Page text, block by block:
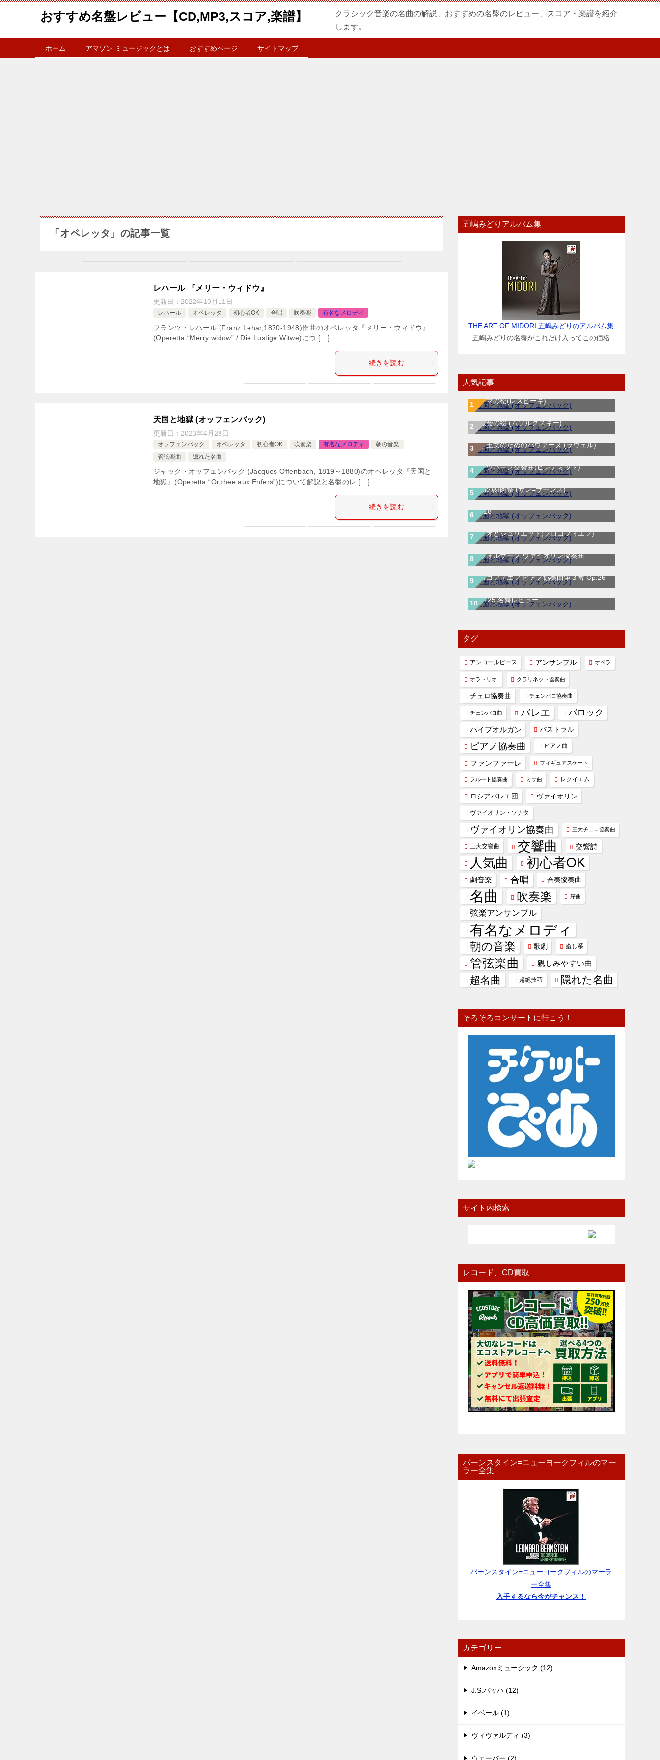
おすすめ名盤レビュー【CD,MP3,スコア,楽譜】
クラシック音楽の名曲の解説、おすすめの名盤のレビュー、スコア・楽譜を紹介
します。
ホーム アマゾン ミュージックとは おすすめページ サイトマップ
「オペレッタ」の記事一覧
レハール 『メリー・ウィドウ』
更新日： 2022年10月11日
レハール オペレッタ 初心者OK 合唱 吹奏楽 有名なメロディ
フランツ・レハール (Franz Lehar,1870-1948)作曲のオペレッタ『メリー・ウィドウ』
(Operetta “Merry widow” / Die Lustige Witwe)につ […]
続きを読む
天国と地獄 (オッフェンバック)
更新日： 2023年4月28日
オッフェンバック オペレッタ 初心者OK 吹奏楽 有名なメロディ
朝の音楽
管弦楽曲
隠れた名曲
ジャック・オッフェンバック (Jacques Offenbach, 1819～1880)のオペレッタ『天国と
地獄』(Operetta “Orphee aux Enfers”)について解説と名盤のレ […]
続きを読む
五嶋みどりアルバム集
THE ART OF MIDORI:五嶋みどりのアルバム集
五嶋みどりの名盤がこれだけ入ってこの価格
人気記事
ローマの松(レスピーギ)
展覧会の絵 (ムソルグスキー)
亡き王女のためのパヴァーヌ (ラヴェル)
ピッツバーグ交響曲(ヒンデミット)
動物の謝肉祭 (サン=サーンス)
ラフマニノフ ピアノ協奏曲第２番 ハ短調
Op.18
ロミオとジュリエット(プロコフィエフ)
ドヴォルザーク ヴァイオリン協奏曲
プロコフィエフ ピアノ協奏曲第３番 Op.26
ベートーヴェン 交響曲第9番『合唱付き』
Op.125 名盤レビュー
タグ
アンコールピース アンサンブル オペラ
オラトリオ. クラリネット協奏曲
チェロ協奏曲 チェンバロ協奏曲
チェンバロ曲 バレエ バロック
パイプオルガン パストラル
ピアノ協奏曲 ピアノ曲
ファンファーレ フィギュアスケート
フルート協奏曲 ミサ曲 レクイエム
ロシアバレエ団 ヴァイオリン
ヴァイオリン・ソナタ
ヴァイオリン協奏曲 三大チェロ協奏曲
三大交響曲 交響曲 交響詩
人気曲 初心者OK
劇音楽 合唱 合奏協奏曲
名曲 吹奏楽 序曲
弦楽アンサンブル
有名なメロディ
朝の音楽 歌劇 癒し系
管弦楽曲 親しみやすい曲
超名曲 超絶技巧 隠れた名曲
そろそろコンサートに行こう！
サイト内検索
レコード、CD買取
バーンスタイン=ニューヨークフィルのマー
ラー全集
バーンスタイン=ニューヨークフィルのマーラ
ー全集
入手するなら今がチャンス！
カテゴリー
Amazonミュージック (12)
J.S.バッハ (12)
イベール (1)
ヴィヴァルディ (3)
ウェーバー (2)